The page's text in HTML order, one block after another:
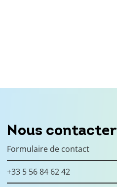
Nous contacter
Formulaire de contact
+33 5 56 84 62 42